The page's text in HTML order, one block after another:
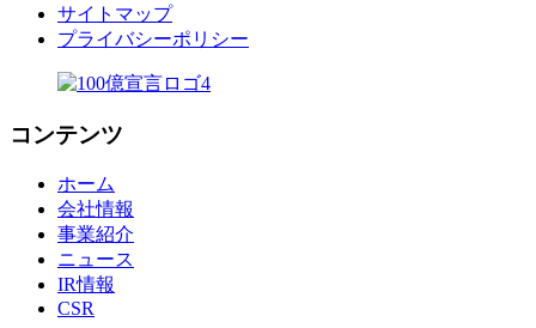
サイトマップ
プライバシーポリシー
コンテンツ
ホーム
会社情報
事業紹介
ニュース
IR情報
CSR